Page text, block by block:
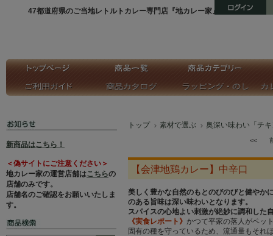
47都道府県のご当地レトルトカレー専門店『地カレー家』
新商品はこちら！
＜偽サイトにご注意ください＞
地カレー家の運営店舗はこちらの
店舗のみです。
店舗名のご確認をお願いいたしま
す。
トップ 素材で選ぶ 奥深い味わい「チ
<<
【会津地鶏カレー】中辛口
美しく豊かな自然のもとのびのびと健やか
のある旨味は深い味わいとなります。
スパイスの心地よい刺激が絶妙に調和した
《実食レポート》 かつて平家の落人がペッ
固有の種を守っているため、流通量もそれ